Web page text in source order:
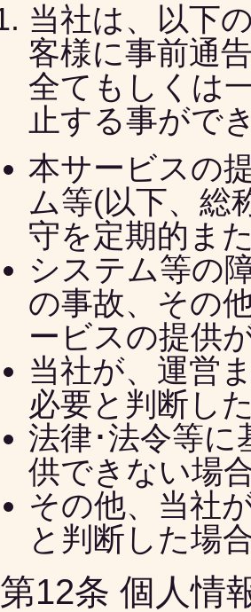
当社は、以下
客様に事前通
全てもしくは
止する事がで
本サービスの
ム等(以下、総
守を定期的ま
システム等の
の事故、その
ービスの提供
当社が、運営
必要と判断し
法律･法令等
供できない場
その他、当社
と判断した場
第12条 個人情